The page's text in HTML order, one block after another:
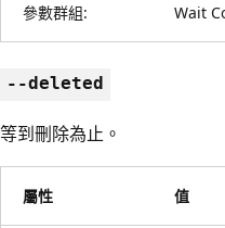
參數群組: Wait
--deleted
等到刪除為止。
屬性 值